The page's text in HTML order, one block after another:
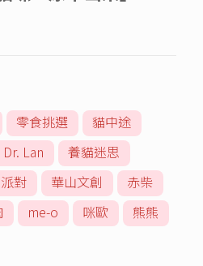
零食挑選
貓中途
Dr. Lan
養貓迷思
對 華山文創
赤柴
me-o 咪歐
熊熊